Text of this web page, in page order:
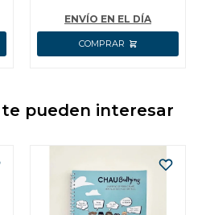
ENVÍO EN EL DÍA
pueden interesar